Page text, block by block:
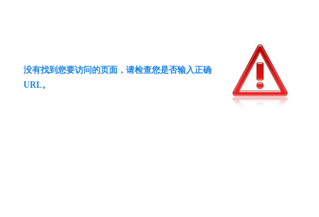
没有找到您要访问的页面，请检查您是否输入正确
URL。